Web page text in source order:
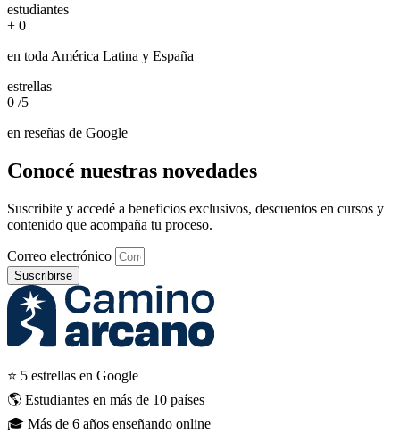
estudiantes
+ 0
en toda América Latina y España
estrellas
0 /5
en reseñas de Google
Conocé nuestras novedades
Suscribite y accedé a beneficios exclusivos, descuentos en cursos y
contenido que acompaña tu proceso.
Correo electrónico
Suscribirse
⭐ 5 estrellas en Google
🌎 Estudiantes en más de 10 países
🎓 Más de 6 años enseñando online